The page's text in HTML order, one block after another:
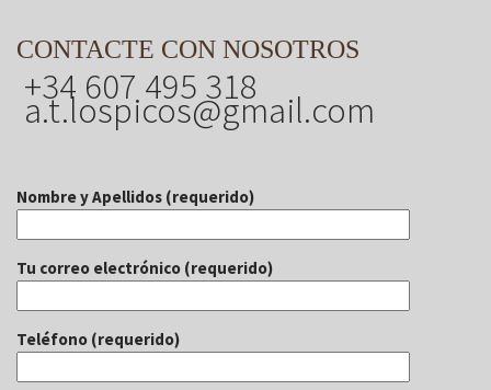
CONTACTE CON NOSOTROS
+34 607 495 318
a.t.lospicos@gmail.com
Nombre y Apellidos (requerido)
Tu correo electrónico (requerido)
Teléfono (requerido)